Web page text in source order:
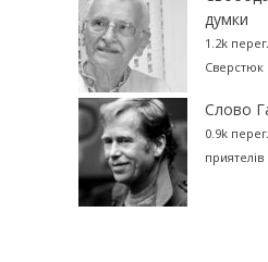
думки
1.2k
Сверстюк
Слово
0.9k
приятелів